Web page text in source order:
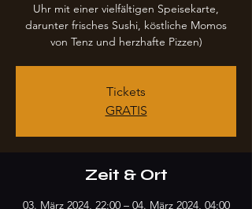
Uhr mit einer vielfältigen Speisekarte,
darunter frisches Sushi, köstliche Momos
Tickets
GRATIS
Zeit & Ort
03. März 2024, 22:00 – 04. März 2024, 04:00